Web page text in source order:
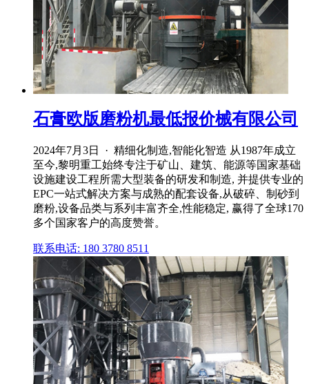
石膏欧版磨粉机最低报价械有限公司
2024年7月3日 · 精细化制造,智能化智造 从1987年成立
至今,黎明重工始终专注于矿山、建筑、能源等国家基础
设施建设工程所需大型装备的研发和制造, 并提供专业的
EPC一站式解决方案与成熟的配套设备,从破碎、制砂到
磨粉,设备品类与系列丰富齐全,性能稳定, 赢得了全球170
多个国家客户的高度赞誉。
联系电话: 180 3780 8511